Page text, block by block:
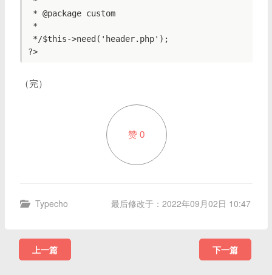
（完）
赞 0
Typecho 最后修改于：2022年09月02日 10:47
上一篇 下一篇